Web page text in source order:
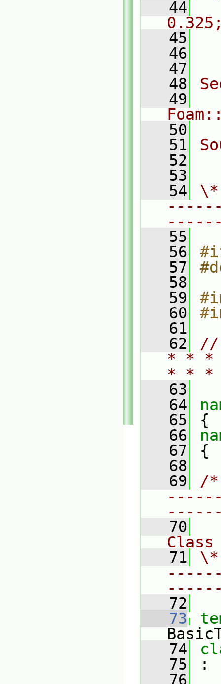
   44
   45
   46
   47
   48
   49
   50
   51
   52
   53
   54
   55
   56
   57
   58
   59
   60
   61
   62
//
* * *
* *
   63
   64
   65
{
   66
   67
{
   68
   69
/
   70
Class
   71
   72
   73
   74
   75
:
   76